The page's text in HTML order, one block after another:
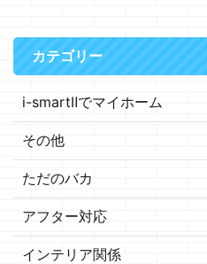
カテゴリー
i-smartⅡでマイホーム
その他
ただのバカ
アフター対応
インテリア関係